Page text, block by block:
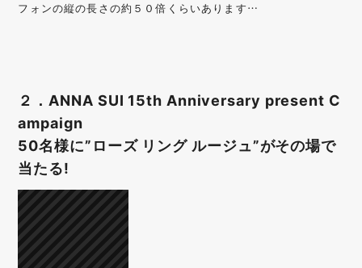
フォンの縦の長さの約５０倍くらいあります…
２．ANNA SUI 15th Anniversary present C
ampaign
50名様に”ローズ リング ルージュ”がその場で
当たる!